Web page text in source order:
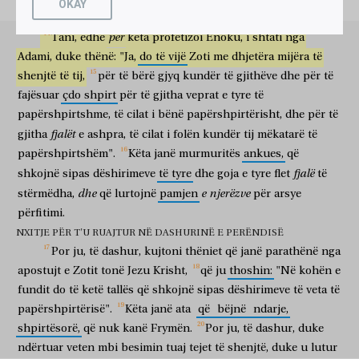
δέ, ἀγαπητοί,
προειρημένων
që janë parathënë
ὑπὸ
nga
τῶν ἀποστόλων
apostujt
τοῦ Κυρίου
e Zotit
ἡμῶν,
tonë
Ἰησοῦ
Jezu
Χριστοῦ,
Krisht
ὅτι
që
ἔλεγον
thoshin
ὑμῖν,
juve
ἐπ’
në
ἐσχάτου
të fundit
χρόνου
kohë
ἔσονται
do të jenë
ἐμπαῖκται
tallës
κατὰ
sipas
τὰς ἑαυτῶν
të veta
ἐπιθυμίας
dëshirimeve
πορευόμενοι
që shkojnë
ἀσεβειῶν.
të papërshpirtërive
οὗτοί
këta
εἰσιν
janë
οἱ
ata
ἀποδιορίζοντες,
që ndajnë
ψυχικοί,
shpirtësorë
Πνεῦμα
Frymën
μὴ
nuk
ἔχοντες. ὑμεῖς
ju
δέ, ἀγαπητοί,
o të dashur
ἐποικοδομοῦντες
duke mbindërtuar
ἑαυτοὺς
veten tuaj
τῇ ἁγιωτάτῃ
tejet të shenjtë
ὑμῶν
tuaj
πίστει,
besimit
në
Πνεύματι
Frymën
Ἁγίῳ προσευχόμενοι. ἑαυτοὺς
Θεοῦ
të Perëndisë
τηρήσατε,
mbani
προσδεχόμενοι
duke pritur
τὸ ἔλεος
mëshirën
τοῦ
e Zotit
tonë
Ἰησοῦ
Jezu
Χριστοῦ,
Krisht
εἰς
për
ζωὴν
jetë
αἰώνιον.
të përjetshme
καὶ
dhe
οὓς
disa
μὲν
ἐλεᾶτε
διακρινομένους,
që ndërdyshen
οὓς
të tjerë
δὲ
por
σῴζετε ἐκ πυρὸς
ἁρπάζοντες,
duke rrëmbyer
οὓς
të tjerë
δὲ
por
ἐλεᾶτε
mëshironi
ἐν
me
φόβῳ,
frikë
μισοῦντες
duke urryer
καὶ
edhe
τὸν ἀπὸ
nga
τῆς σαρκὸς
mishi
ἐσπιλωμένον
që është njollosur tunikën
ruajtur përjetë skëterra
Tani, edhe për këta profetizoi Enoku, i shtati nga
Adami, duke thënë: "Ja, do të vijë Zoti me dhjetëra mijëra të
shenjtë të tij, për të bërë gjyq kundër të gjithëve dhe për të
fajësuar çdo shpirt për të gjitha veprat e tyre të
papërshpirtshme, të cilat i bënë papërshpirtërisht, dhe për të
gjitha fjalët e ashpra, të cilat i folën kundër tij mëkatarë të
papërshpirtshëm".
Këta janë murmuritës ankues, që
shkojnë sipas dëshirimeve të tyre dhe goja e tyre flet fjalë të
stërmëdha, dhe që lurtojnë pamjen e njerëzve për arsye
përfitimi.
NXITJE PËR T'U RUAJTUR NË DASHURINË E PERËNDISË
Por ju, të dashur, kujtoni thëniet që janë parathënë nga
apostujt e Zotit tonë Jezu Krisht, që ju thoshin: "Në kohën e
fundit do të ketë tallës që shkojnë sipas dëshirimeve të veta të
papërshpirtërisë".
Këta janë ata që bëjnë ndarje,
shpirtësorë, që nuk kanë Frymën. Por ju, të dashur, duke
ndërtuar veten mbi besimin tuaj tejet të shenjtë, duke u lutur
OKAY